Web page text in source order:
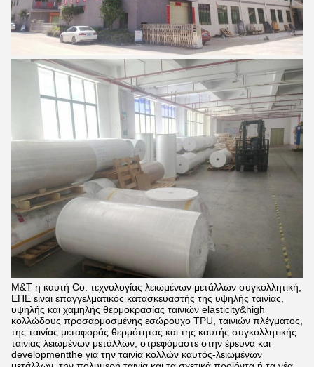
M&T η καυτή Co. τεχνολογίας λειωμένων μετάλλων συγκολλητική,
ΕΠΕ είναι επαγγελματικός κατασκευαστής της υψηλής ταινίας,
υψηλής και χαμηλής θερμοκρασίας ταινιών elasticity&high
κολλώδους προσαρμοσμένης εσώρουχο TPU, ταινιών πλέγματος,
της ταινίας μεταφοράς θερμότητας και της καυτής συγκολλητικής
ταινίας λειωμένων μετάλλων, στρεφόμαστε στην έρευνα και
developmentthe για την ταινία κολλών καυτός-λειωμένων